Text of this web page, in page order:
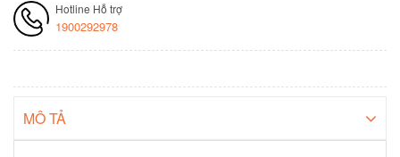
Hotline Hỗ trợ
1900292978
MÔ TẢ